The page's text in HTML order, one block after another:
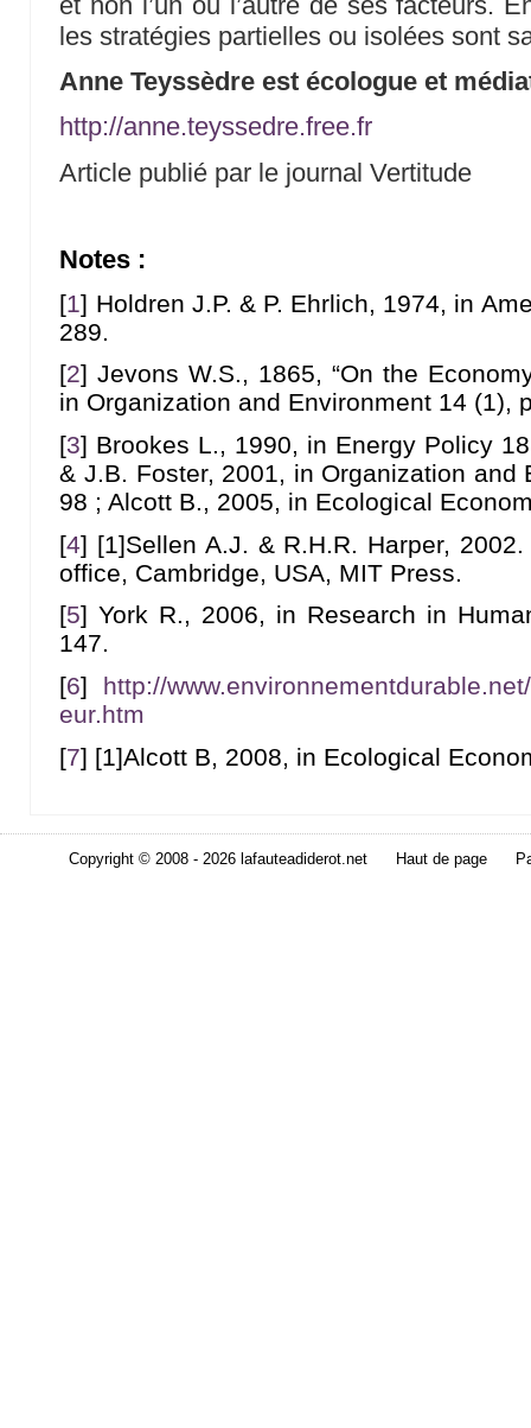
les stratégies partielles ou isolées sont
Anne Teyssèdre est écologue et
http://anne.teyssedre.free.fr
Article publié par le journal Vertitude
Notes :
[1] Holdren J.P. & P. Ehrlich, 1974, in
289.
[2]Jevons W.S., 1865, “On the
in Organization and Environment 14 (1),
[3] Brookes L., 1990, in Energy Policy
& J.B. Foster, 2001, in Organization and
98 ; Alcott B., 2005, in Ecological
[4] [1]Sellen A.J. & R.H.R. Harper,
office, Cambridge, USA, MIT Press.
[5]York R., 2006, in Research in
147.
[6] http://
eur.htm
[7] [1]Alcott B, 2008, in Ecological
Copyright © 2008 - 2026 lafauteadiderot.net Haut de page